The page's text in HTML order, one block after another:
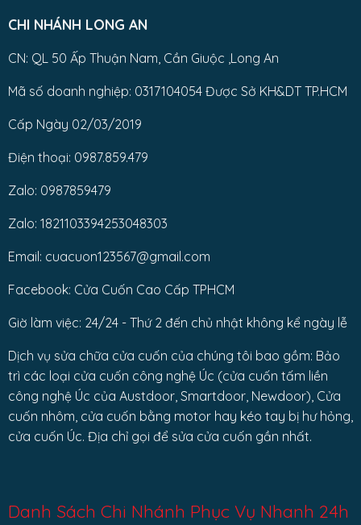
CHI NHÁNH LONG AN
CN: QL 50 Ấp Thuận Nam, Cần Giuộc ,Long An
Mã số doanh nghiệp: 0317104054 Được Sở KH&DT TP.HCM
Cấp Ngày 02/03/2019
Điện thoại: 0987.859.479
Zalo: 0987859479
Zalo: 1821103394253048303
Email: cuacuon123567@gmail.com
Facebook: Cửa Cuốn Cao Cấp TPHCM
Giờ làm việc: 24/24 - Thứ 2 đến chủ nhật không kể ngày lễ
Dịch vụ sửa chữa cửa cuốn của chúng tôi bao gồm: Bảo
trì các loại cửa cuốn công nghệ Úc (cửa cuốn tấm liền
công nghệ Úc của Austdoor, Smartdoor, Newdoor), Cửa
cuốn nhôm, cửa cuốn bằng motor hay kéo tay bị hư hỏng,
cửa cuốn Úc. Địa chỉ gọi để sửa cửa cuốn gần nhất.
Danh Sách Chi Nhánh Phục Vụ Nhanh 24h